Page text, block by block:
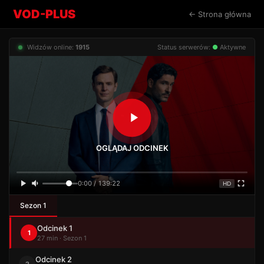
VOD-PLUS ← Strona główna
Widzów online: 1915 Status serwerów: ● Aktywne
OGLĄDAJ ODCINEK
0:00 / 139:22 HD
Sezon 1
1 Odcinek 1
27 min · Sezon 1
Odcinek 2